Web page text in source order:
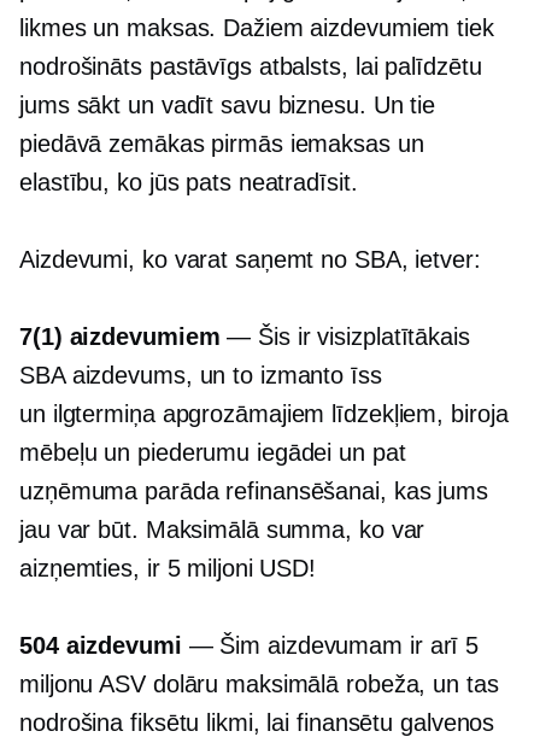
likmes un maksas. Dažiem aizdevumiem tiek
nodrošināts pastāvīgs atbalsts, lai palīdzētu
jums sākt un vadīt savu biznesu. Un tie
piedāvā zemākas pirmās iemaksas un
elastību, ko jūs pats neatradīsit.
Aizdevumi, ko varat saņemt no SBA, ietver:
7(1) aizdevumiem — Šis ir visizplatītākais
SBA aizdevums, un to izmantoīss
un ilgtermiņaapgrozāmajiem līdzekļiem, biroja
mēbeļu un piederumu iegādei un pat
uzņēmuma parāda refinansēšanai, kas jums
jau var būt. Maksimālā summa, ko var
aizņemties, ir 5 miljoni USD!
504 aizdevumi — Šim aizdevumam ir arī 5
miljonu ASV dolāru maksimālā robeža, un tas
nodrošina fiksētu likmi, lai finansētu galvenos